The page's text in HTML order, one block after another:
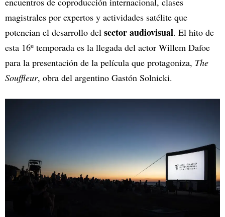
magistrales por expertos y actividades satélite que
potencian el desarrollo del sector audiovisual. El hito de
esta 16º temporada es la llegada del actor Willem Dafoe
para la presentación de la película que protagoniza, The
Souffleur, obra del argentino Gastón Solnicki.